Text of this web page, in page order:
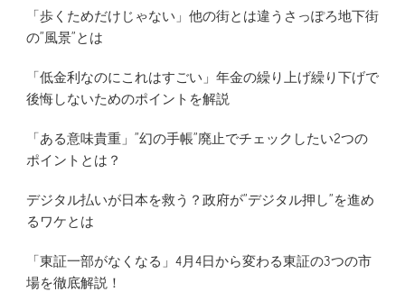
「歩くためだけじゃない」他の街とは違うさっぽろ地下街
の”風景”とは
「低金利なのにこれはすごい」年金の繰り上げ繰り下げで
後悔しないためのポイントを解説
「ある意味貴重」”幻の手帳”廃止でチェックしたい2つの
ポイントとは？
デジタル払いが日本を救う？政府が”デジタル押し”を進め
るワケとは
「東証一部がなくなる」4月4日から変わる東証の3つの市
場を徹底解説！